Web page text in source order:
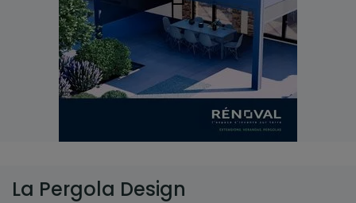
La Pergola Design